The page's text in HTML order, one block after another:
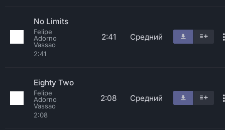
No Limits
Felipe
Adorno
Vassao
2:41
2:41 Средний
Eighty Two
Felipe
Adorno
Vassao
2:08
2:08 Средний